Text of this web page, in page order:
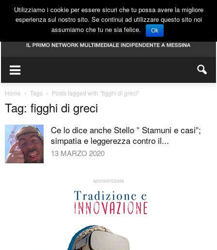
Home Tags Posts tagged with "figghi di greci"
Tag: figghi di greci
Ce lo dice anche Stello ” Stamuni e casi”;
simpatia e leggerezza contro il...
13 MARZO 2020
sponsorizzata
Utilizziamo i cookie per essere sicuri che tu possa avere la migliore
esperienza sul nostro sito. Se continui ad utilizzare questo sito noi
assumiamo che tu ne sia felice.
Ok